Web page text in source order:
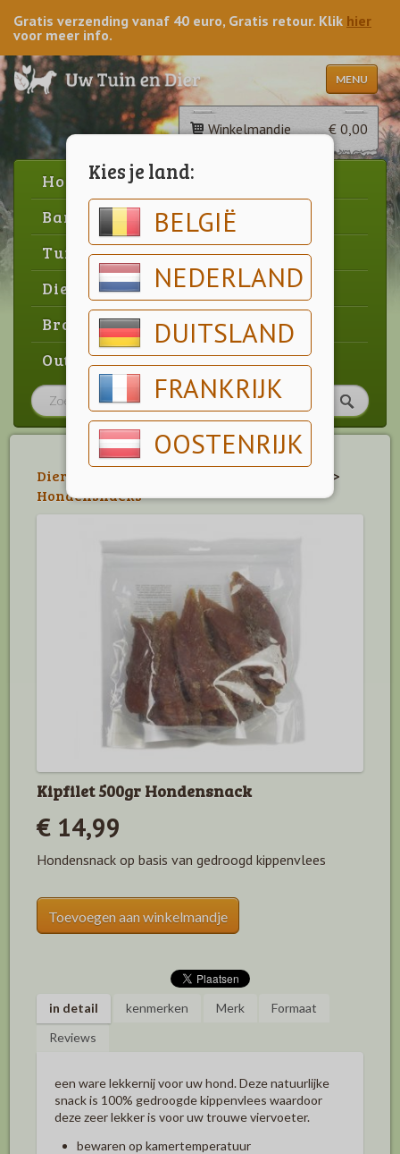
Kies je land:
BELGIË
NEDERLAND
DUITSLAND
FRANKRIJK
OOSTENRIJK
Gratis verzending vanaf 40 euro, Gratis retour. Klik hier
voor meer info.
MENU
Winkelmandje € 0,00
Home
Barbecue
Tuin
Dier
Brood & gebak
Outlet
Dier
>
Hondensnacks
Kipfilet 500gr Hondensnack
€ 14,99
Hondensnack op basis van gedroogd kippenvlees
Toevoegen aan winkelmandje
in detail kenmerken Merk
Formaat
Reviews
een ware lekkernij voor uw hond. Deze natuurlijke
snack is 100% gedroogde kippenvlees waardoor
deze zeer lekker is voor uw trouwe viervoeter.
bewaren op kamertemperatuur